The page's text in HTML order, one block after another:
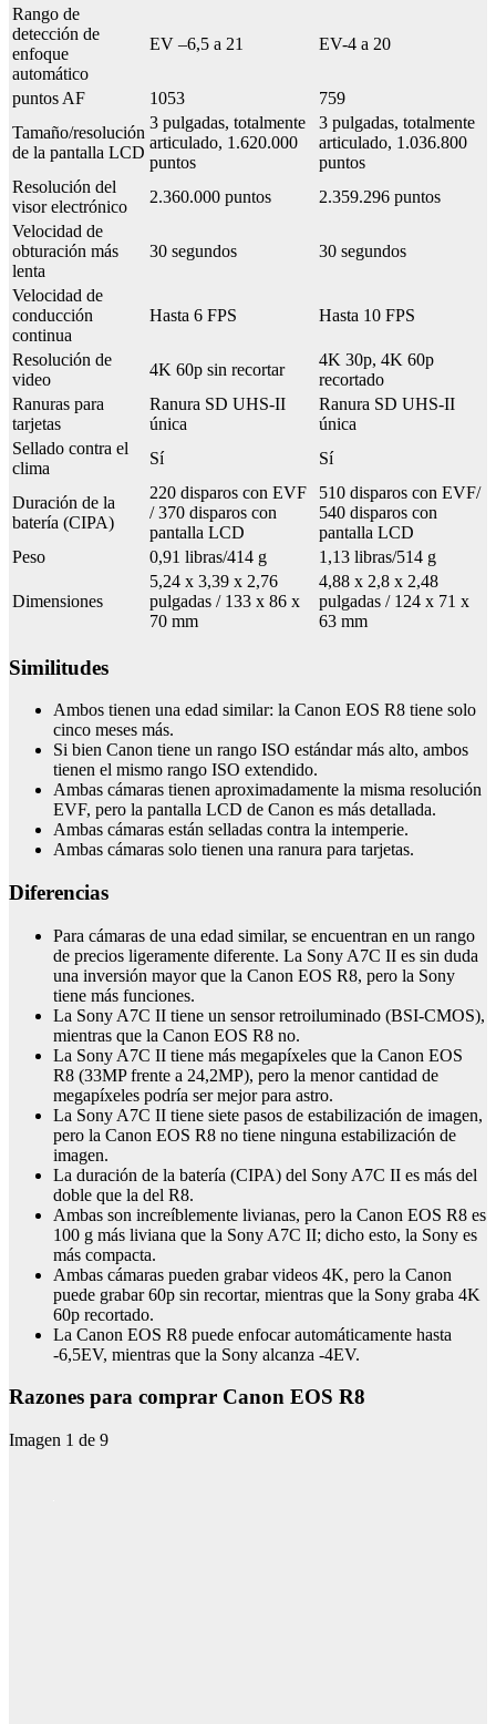
Rango de
detección de
enfoque
automático
EV –6,5 a 21 EV-4 a 20
puntos AF 1053
759
Tamaño/resolución
de la pantalla LCD
3 pulgadas, totalmente
articulado, 1.620.000
puntos
3 pulgadas, totalmente
articulado, 1.036.800
puntos
Resolución del
visor electrónico
2.360.000 puntos
2.359.296 puntos
Velocidad de
obturación más
lenta
30 segundos 30 segundos
Velocidad de
conducción
continua
Hasta 6 FPS Hasta 10 FPS
Resolución de
video
4K 60p sin recortar
4K 30p, 4K 60p
recortado
Ranuras para
tarjetas
Ranura SD UHS-II
única
Ranura SD UHS-II
única
Sellado contra el
clima
Sí Sí
Duración de la
batería (CIPA)
220 disparos con EVF
/ 370 disparos con
pantalla LCD
510 disparos con EVF/
540 disparos con
pantalla LCD
Peso
0,91 libras/414 g 1,13 libras/514 g
Dimensiones
5,24 x 3,39 x 2,76
pulgadas / 133 x 86 x
70 mm
4,88 x 2,8 x 2,48
pulgadas / 124 x 71 x
63 mm
Similitudes
Ambos tienen una edad similar: la Canon EOS R8 tiene solo
cinco meses más.
Si bien Canon tiene un rango ISO estándar más alto, ambos
tienen el mismo rango ISO extendido.
Ambas cámaras tienen aproximadamente la misma resolución
EVF, pero la pantalla LCD de Canon es más detallada.
Ambas cámaras están selladas contra la intemperie.
Ambas cámaras solo tienen una ranura para tarjetas.
Diferencias
Para cámaras de una edad similar, se encuentran en un rango
de precios ligeramente diferente. La Sony A7C II es sin duda
una inversión mayor que la Canon EOS R8, pero la Sony
tiene más funciones.
La Sony A7C II tiene un sensor retroiluminado (BSI-CMOS),
mientras que la Canon EOS R8 no.
La Sony A7C II tiene más megapíxeles que la Canon EOS
R8 (33MP frente a 24,2MP), pero la menor cantidad de
megapíxeles podría ser mejor para astro.
La Sony A7C II tiene siete pasos de estabilización de imagen,
pero la Canon EOS R8 no tiene ninguna estabilización de
imagen.
La duración de la batería (CIPA) del Sony A7C II es más del
doble que la del R8.
Ambas son increíblemente livianas, pero la Canon EOS R8 es
100 g más liviana que la Sony A7C II; dicho esto, la Sony es
más compacta.
Ambas cámaras pueden grabar videos 4K, pero la Canon
puede grabar 60p sin recortar, mientras que la Sony graba 4K
60p recortado.
La Canon EOS R8 puede enfocar automáticamente hasta
-6,5EV, mientras que la Sony alcanza -4EV.
Razones para comprar Canon EOS R8
Imagen 1 de 9